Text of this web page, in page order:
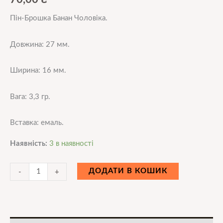
Пін-Брошка Банан Чоловіка.
Довжина: 27 мм.
Ширина: 16 мм.
Вага: 3,3 гр.
Вставка: емаль.
Наявність: 3 в наявності
- + ДОДАТИ В КОШИК